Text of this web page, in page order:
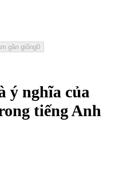
gần giống0
ý nghĩa của
tiếng Anh